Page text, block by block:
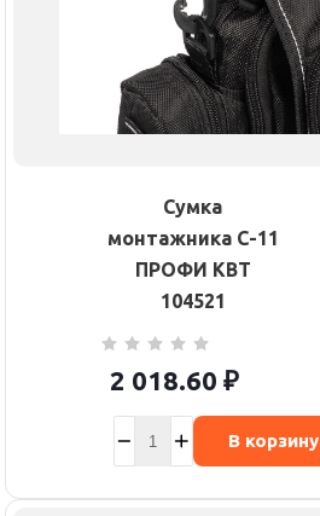
Сумка
монтажника С-11
ПРОФИ КВТ
104521
2 018.60 ₽
В корзину